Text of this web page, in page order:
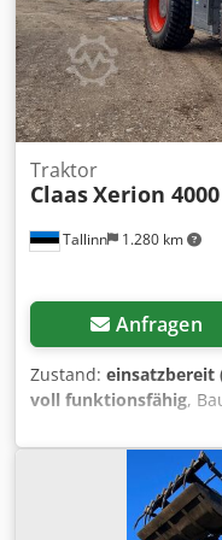
Tallinn 1.280 km
Traktor
ClaasXerion 4000
Anfragen
Zustand: einsatzbereit
voll funktionsfähig,
Mercedes,
,
, Farbe:Grün,
Vorderreifengröße: